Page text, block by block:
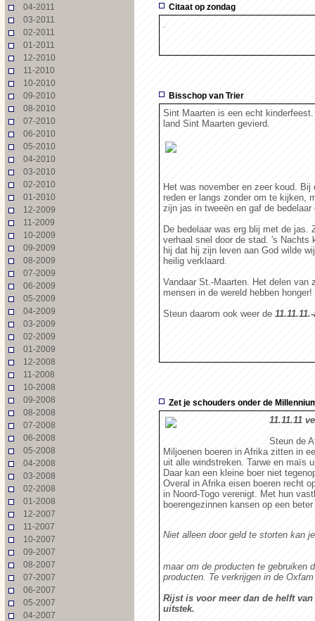
04-2011
03-2011
02-2011
01-2011
12-2010
11-2010
10-2010
09-2010
08-2010
07-2010
06-2010
05-2010
04-2010
03-2010
02-2010
01-2010
12-2009
11-2009
10-2009
09-2009
08-2009
07-2009
06-2009
05-2009
04-2009
03-2009
02-2009
01-2009
12-2008
11-2008
10-2008
09-2008
08-2008
07-2008
06-2008
05-2008
04-2008
03-2008
02-2008
01-2008
12-2007
11-2007
10-2007
09-2007
08-2007
07-2007
06-2007
05-2007
04-2007
Citaat op zondag
Bisschop van Trier
Sint Maarten is een echt
land Sint Maarten gevierd.
Het was november en zeer koud.
reden er langs zonder om te kijken,
zijn jas in tweeën en gaf de
De bedelaar was erg blij met de jas.
verhaal snel door de stad. 's Nachts
hij dat hij zijn leven aan God wilde
heilig verklaard.
Vandaar St.-Maarten. Het delen
mensen in de wereld hebben honger!
Steun daarom ook weer de
Zet je schouders onder de
11.11.11
Steun de
Miljoenen boeren in Afrika zitten in
uit alle windstreken. Tarwe en maïs
Daar kan een kleine boer niet
Overal in Afrika eisen boeren recht
in Noord-Togo verenigt. Met hun
boerengezinnen kansen op een
Niet alleen door geld te storten kan
maar om de producten te gebruiken
producten. Te verkrijgen in de
Rijst is voor meer dan de helft
uitstek.